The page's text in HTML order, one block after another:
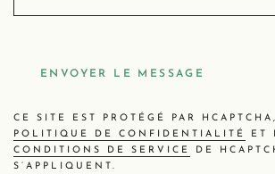
ENVOYER LE MESSAGE
CE SITE EST PROTÉGÉ PAR
POLITIQUE DE CONFIDENTIALITÉ
ET
CONDITIONS DE SERVICE
DE
S’APPLIQUENT.